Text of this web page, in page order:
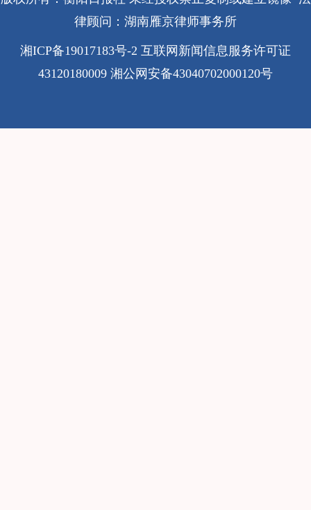
律顾问：湖南雁京律师事务所
湘ICP备19017183号-2 互联网新闻信息服务许可证
43120180009 湘公网安备43040702000120号